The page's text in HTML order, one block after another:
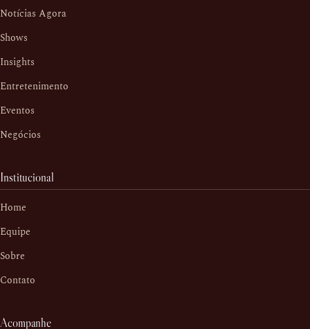
Notícias Agora
Shows
Insights
Entretenimento
Eventos
Negócios
Institucional
Home
Equipe
Sobre
Contato
Acompanhe